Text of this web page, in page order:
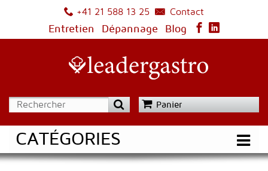
+41 21 588 13 25
Contact
Entretien
Dépannage Blog
Panier
CATÉGORIES